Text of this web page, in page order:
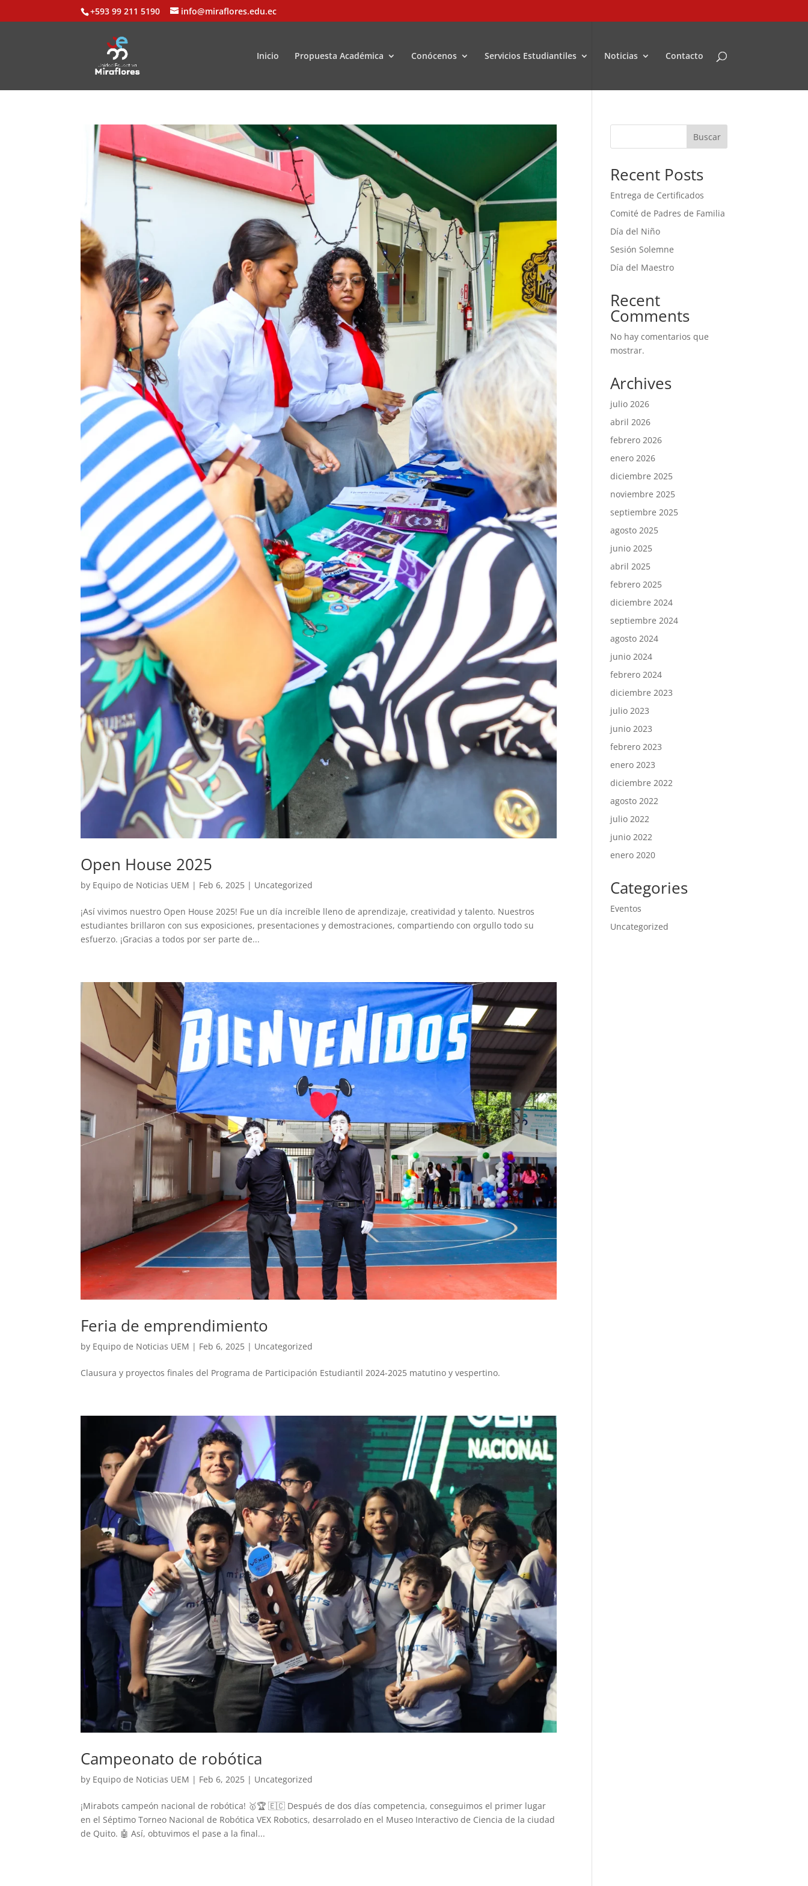
+593 99 211 5190 info@miraflores.edu.ec
Inicio Propuesta Académica Conócenos Servicios Estudiantiles Noticias Contacto
Open House 2025
by Equipo de Noticias UEM | Feb 6, 2025 | Uncategorized
¡Así vivimos nuestro Open House 2025! Fue un día increíble lleno de aprendizaje, creatividad y talento. Nuestros
estudiantes brillaron con sus exposiciones, presentaciones y demostraciones, compartiendo con orgullo todo su
esfuerzo. ¡Gracias a todos por ser parte de...
Feria de emprendimiento
by Equipo de Noticias UEM | Feb 6, 2025 | Uncategorized
Clausura y proyectos finales del Programa de Participación Estudiantil 2024-2025 matutino y vespertino.
Campeonato de robótica
by Equipo de Noticias UEM | Feb 6, 2025 | Uncategorized
¡Mirabots campeón nacional de robótica! 🥇🏆 🇪🇨 Después de dos días competencia, conseguimos el primer lugar
en el Séptimo Torneo Nacional de Robótica VEX Robotics, desarrolado en el Museo Interactivo de Ciencia de la ciudad
de Quito. 🤖 Así, obtuvimos el pase a la final...
Buscar
Recent Posts
Entrega de Certificados
Comité de Padres de Familia
Día del Niño
Sesión Solemne
Día del Maestro
Recent
Comments
No hay comentarios que
mostrar.
Archives
julio 2026
abril 2026
febrero 2026
enero 2026
diciembre 2025
noviembre 2025
septiembre 2025
agosto 2025
junio 2025
abril 2025
febrero 2025
diciembre 2024
septiembre 2024
agosto 2024
junio 2024
febrero 2024
diciembre 2023
julio 2023
junio 2023
febrero 2023
enero 2023
diciembre 2022
agosto 2022
julio 2022
junio 2022
enero 2020
Categories
Eventos
Uncategorized